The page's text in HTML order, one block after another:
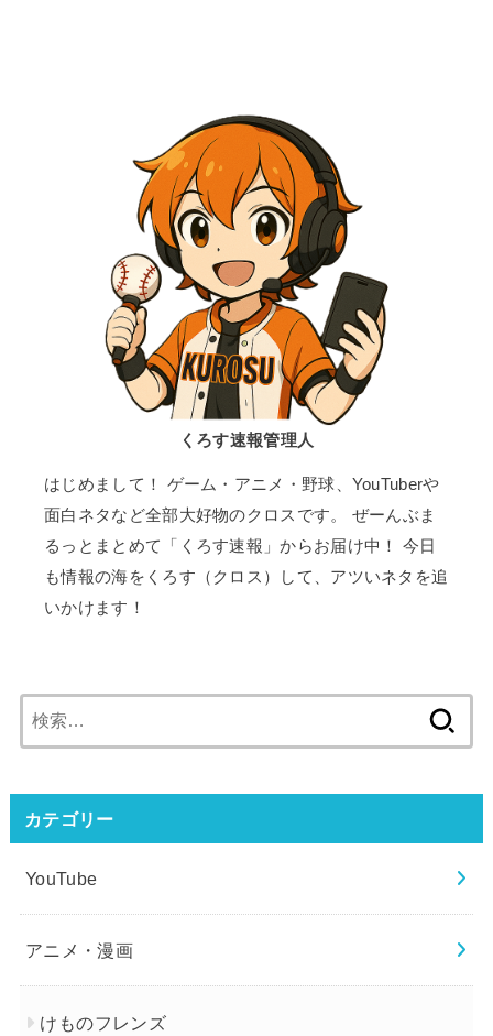
くろす速報管理人
はじめまして！ ゲーム・アニメ・野球、YouTuberや
面白ネタなど全部大好物のクロスです。 ぜーんぶま
るっとまとめて「くろす速報」からお届け中！ 今日
も情報の海をくろす（クロス）して、アツいネタを追
いかけます！
索:
カテゴリー
YouTube
アニメ・漫画
けものフレンズ